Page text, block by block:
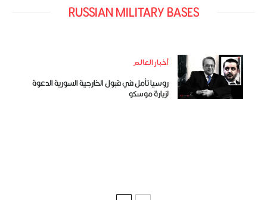
RUSSIAN MILITARY BASES
أخبار العالم
روسيا تأمل في قبول الخارجية السورية الدعوة
لزيارة موسكو